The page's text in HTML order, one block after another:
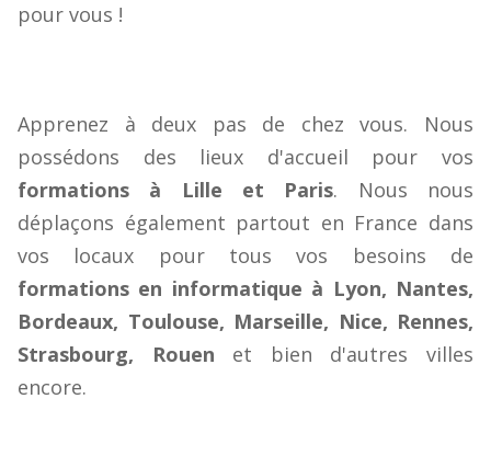
pour vous !
Apprenez à deux pas de chez vous. Nous
possédons des lieux d'accueil pour vos
formations à Lille et Paris. Nous nous
déplaçons également partout en France dans
vos locaux pour tous vos besoins de
formations en informatique à Lyon, Nantes,
Bordeaux, Toulouse, Marseille, Nice, Rennes,
Strasbourg, Rouen et bien d'autres villes
encore.